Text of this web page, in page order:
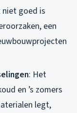
niet goed is
een
: Het
en ’s zomers
legt,